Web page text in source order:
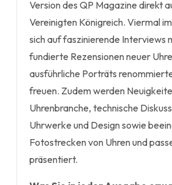
Version des QP Magazine direkt
Vereinigten Königreich. Viermal
sich auf faszinierende Interviews
fundierte Rezensionen neuer
ausführliche Porträts
freuen. Zudem werden
Uhrenbranche, technische
Uhrwerke und Design sowie
Fotostrecken von Uhren und
präsentiert.